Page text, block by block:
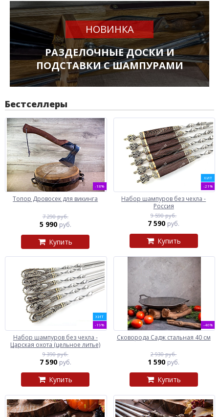
НОВИНКА
РАЗДЕЛОЧНЫЕ ДОСКИ И
ПОДСТАВКИ С ШАМПУРАМИ
Бестселлеры
-18%
Топор Дровосек для викинга
7 290 руб.
5 990 руб.
Купить
ХИТ
-21%
Набор шампуров без чехла -
Россия
9 590 руб.
7 590 руб.
Купить
ХИТ
-19%
Набор шампуров без чехла -
Царская охота (цельное литье)
9 390 руб.
7 590 руб.
Купить
-46%
Сковорода Садж стальная 40 см
2 930 руб.
1 590 руб.
Купить